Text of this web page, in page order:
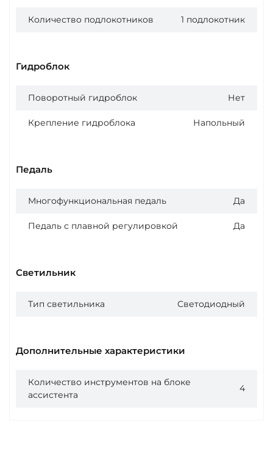
Количество подлокотников 1 подлокотник
Гидроблок
Поворотный гидроблок Нет
Крепление гидроблока Напольный
Педаль
Многофункциональная педаль Да
Педаль с плавной регулировкой Да
Светильник
Тип светильника Светодиодный
Дополнительные характеристики
Количество инструментов на блоке
ассистента
4